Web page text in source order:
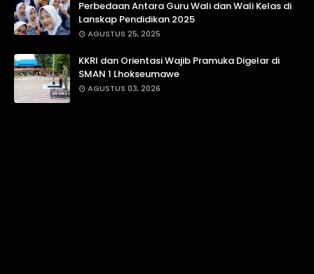
Perbedaan Antara Guru Wali dan Wali Kelas di
Lanskap Pendidikan 2025
AGUSTUS 25, 2025
KKRI dan Orientasi Wajib Pramuka Digelar di
SMAN 1 Lhokseumawe
AGUSTUS 03, 2026